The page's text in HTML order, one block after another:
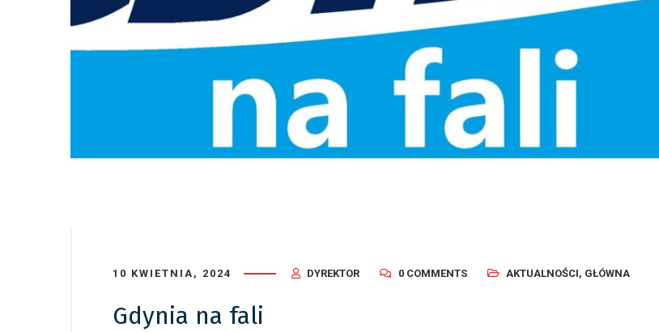
10 KWIETNIA, 2024 DYREKTOR 0 COMMENTS AKTUALNOŚCI, GŁÓWNA
Gdynia na fali